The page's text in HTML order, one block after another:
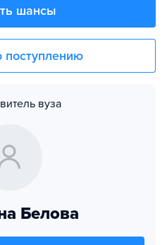
шансы
поступлению
вуза
Белова